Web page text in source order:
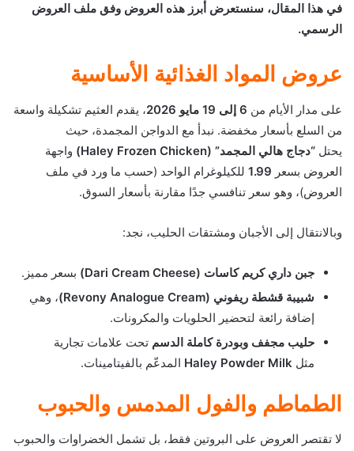
في هذا المقال، سنستعرض أبرز هذه العروض وفق ملف العروض
الرسمي.
عروض المواد الغذائية الأساسية
على مدار الأيام من 6 إلى 19 مايو 2026
، يقدم العثيم تشكيلة واسعة
من السلع بأسعار مخفضة. نبدأ مع الدواجن المجمدة، حيث
يحتل “دجاج هالي المجمد” (Haley Frozen Chicken)
واجهة
العروض بسعر 1.99 للكيلوغرام الواحد (حسب ما ورد في ملف
العروض)، وهو سعر تنافسي جدًا مقارنة بأسعار السوق.
وبالانتقال إلى الأجبان ومشتقات الحليب، نجد:
جبن داري كريم كاسات (Dari Cream Cheese)
بسعر مميز.
شبيبة قشطة ريفوني (Revony Analogue Cream)
، وهي
إضافة رائعة لتحضير الحلويات والمكرونات.
حليب مجفف وبودرة كاملة الدسم تحت علامات تجارية
مثل Haley Powder Milk المدعّم بالفيتامينات.
الطماطم والفول المدمس والحبوب
لا تقتصر العروض على البروتين فقط، بل تشمل الخضراوات والحبوب